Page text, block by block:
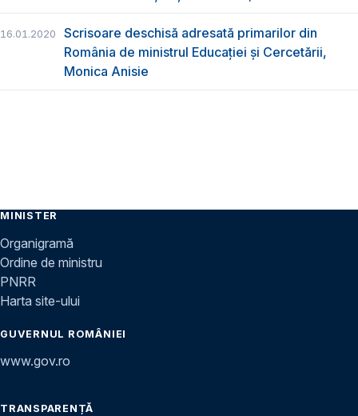
16.01.2020
Scrisoare deschisă adresată primarilor din
România de ministrul Educației și Cercetării,
Monica Anisie
MINISTER
Organigramă
Ordine de ministru
PNRR
Harta site-ului
GUVERNUL ROMÂNIEI
www.gov.ro
TRANSPARENȚĂ